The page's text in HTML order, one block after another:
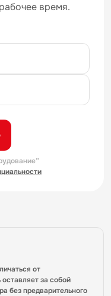
время.
от
за собой
без предварительного